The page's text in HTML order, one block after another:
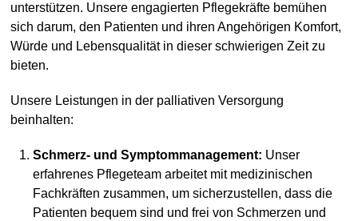
unterstützen. Unsere engagierten Pflegekräfte bemühen
sich darum, den Patienten und ihren Angehörigen Komfort,
Würde und Lebensqualität in dieser schwierigen Zeit zu
bieten.
Unsere Leistungen in der palliativen Versorgung
beinhalten:
Schmerz- und Symptommanagement: Unser
erfahrenes Pflegeteam arbeitet mit medizinischen
Fachkräften zusammen, um sicherzustellen, dass die
Patienten bequem sind und frei von Schmerzen und